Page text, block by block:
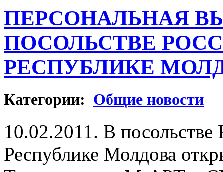
ПЕРСОНАЛЬНАЯ
ПОСОЛЬСТВЕ
РЕСПУБЛИКЕ
Категории: Общие новости
10.02.2011. В
Республике Молдова